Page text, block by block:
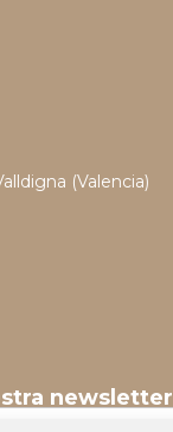
(Valencia)
newsletter